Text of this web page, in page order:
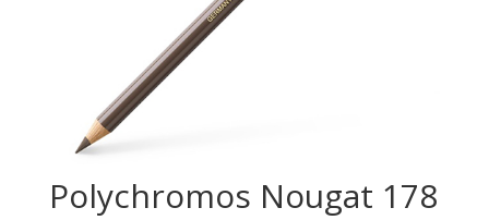
Polychromos Nougat 178